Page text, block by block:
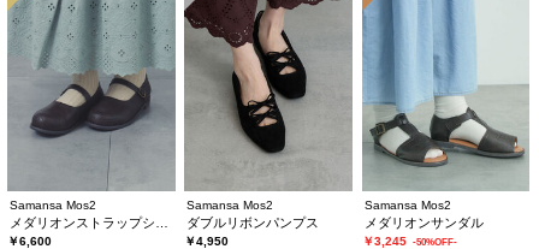
Samansa Mos2
￥6,600
Samansa Mos2
ダブルリボンパンプス
￥4,950
Samansa Mos2
メダリオンサンダル
￥3,245 -50%OFF-